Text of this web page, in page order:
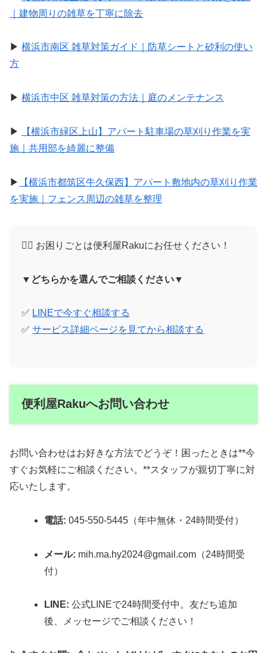
｜建物周りの雑草を丁寧に除去
▶ 横浜市南区 雑草対策ガイド｜防草シートと砂利の使い
方
▶ 横浜市中区 雑草対策の方法｜庭のメンテナンス
▶
【横浜市緑区上山】アパート駐車場の草刈り作業を実
施｜共用部を綺麗に整備
▶
【横浜市都筑区牛久保西】アパート敷地内の草刈り作業
を実施｜フェンス周辺の雑草を整理
🙋‍♀️ お困りごとは便利屋Rakuにお任せください！
▼どちらかを選んでご相談ください▼
✅ LINEで今すぐ相談する
✅ サービス詳細ページを見てから相談する
便利屋Rakuへお問い合わせ
お問い合わせはお好きな方法でどうぞ！困ったときは**今
すぐお気軽にご相談ください。**スタッフが親切丁寧に対
応いたします。
電話: 045-550-5445（年中無休・24時間受付）
メール: mih.ma.hy2024@gmail.com（24時間受
付）
LINE: 公式LINEで24時間受付中。友だち追加
後、メッセージでご相談ください！